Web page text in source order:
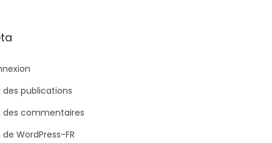
des publications
des commentaires
de WordPress-FR